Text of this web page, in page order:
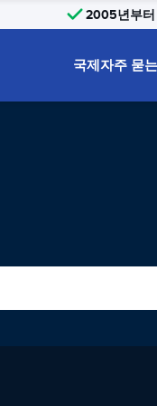
2005년부터
국제자주 묻